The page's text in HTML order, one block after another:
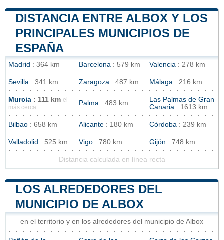
DISTANCIA ENTRE ALBOX Y LOS
PRINCIPALES MUNICIPIOS DE
ESPAÑA
Madrid : 364 km Barcelona : 579 km Valencia : 278 km
Sevilla : 341 km Zaragoza : 487 km Málaga : 216 km
Murcia : 111 km el
más cerca
Palma : 483 km
Las Palmas de Gran
Canaria : 1613 km
Bilbao : 658 km Alicante : 180 km Córdoba : 239 km
Valladolid : 525 km Vigo : 780 km Gijón : 748 km
Distancia calculada en línea recta
LOS ALREDEDORES DEL
MUNICIPIO DE ALBOX
en el territorio y en los alrededores del municipio de Albox